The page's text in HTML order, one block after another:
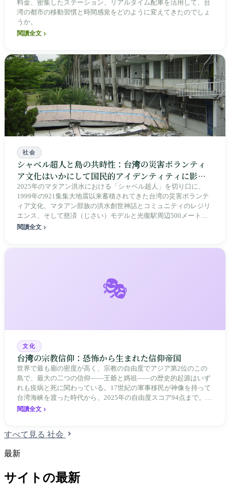
料金、密集したステーション、リアルタイム配車を活用して、台
湾の都市の移動習慣と時間感覚をどのように変えてきたのでしょ
うか。
閱讀全文
社会
シャベル超人と島の共時性：台湾の災害ボランティ
ア文化はいかにして国民的アイデンティティに影響
を与えるか
2025年のマタアン洪水における「シャベル超人」を切り口に、
1999年の921集集大地震以来蓄積されてきた台湾の災害ボランテ
ィア文化、マタアン部族の洪水創世神話とコミュニティのレジリ
エンス、そして慈済（じさい）モデルと光復駅周辺500メートル
以内に乱立した3つの指揮所の混乱を振り返り、陳建年（チェ
閱讀全文
🎭
文化
台湾の宗教信仰：恐怖から生まれた信仰帝国
世界で最も廟の密度が高く、宗教の自由度でアジア第2位のこの
島で、最大の二つの信仰——王爺と媽祖——の歴史的起源はいず
れも疫病と死に関わっている。17世紀の軍事移民が神像を持って
台湾海峡を渡った時代から、2025年の自由度スコア94点まで。
1953年の一貫道禁止、1987年の合法化第一号まで——台湾の信仰
閱讀全文
すべて見る 社会
最新
サイトの最新